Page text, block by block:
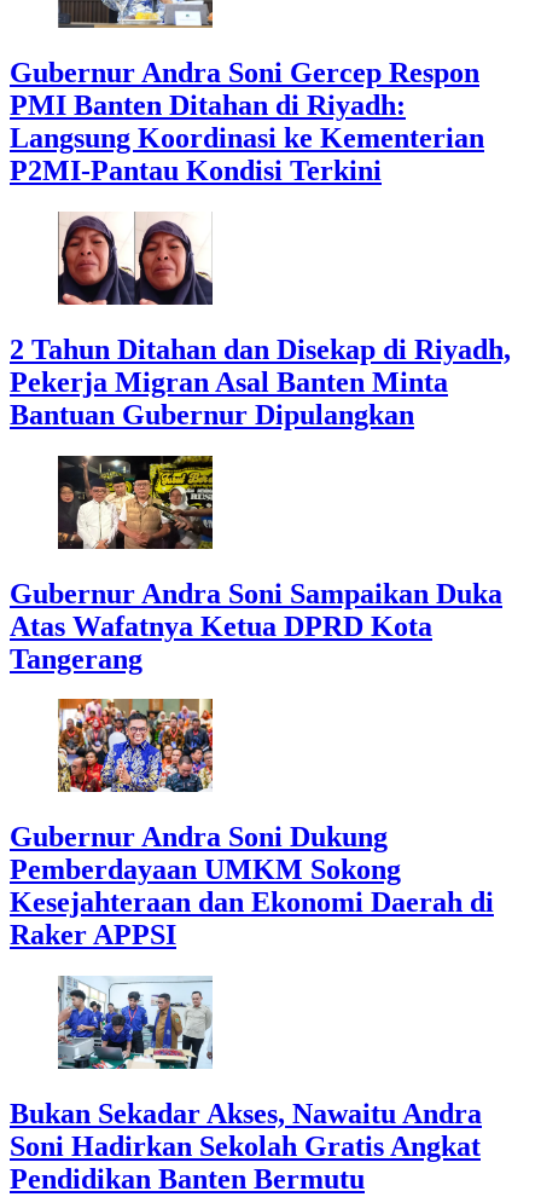
Gubernur Andra Soni Gercep Respon
PMI Banten Ditahan di Riyadh:
Langsung Koordinasi ke Kementerian
P2MI-Pantau Kondisi Terkini
2 Tahun Ditahan dan Disekap di Riyadh,
Pekerja Migran Asal Banten Minta
Bantuan Gubernur Dipulangkan
Gubernur Andra Soni Sampaikan Duka
Atas Wafatnya Ketua DPRD Kota
Tangerang
Gubernur Andra Soni Dukung
Pemberdayaan UMKM Sokong
Kesejahteraan dan Ekonomi Daerah di
Raker APPSI
Bukan Sekadar Akses, Nawaitu Andra
Soni Hadirkan Sekolah Gratis Angkat
Pendidikan Banten Bermutu